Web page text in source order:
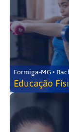
Formiga-MG •
Educação